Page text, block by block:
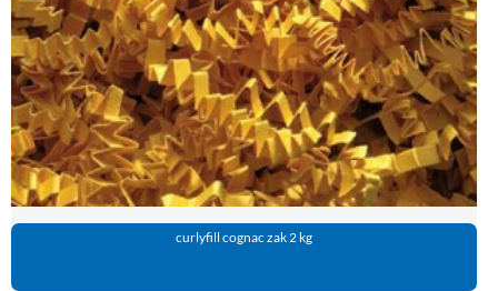
curlyfill cognac zak 2 kg